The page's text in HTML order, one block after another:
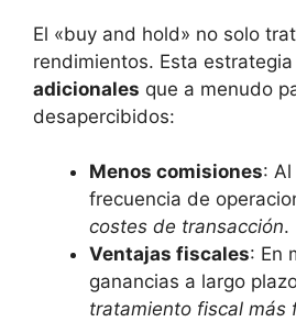
El «buy and hold» ‌no solo
rendimientos. Esta
adicionales que a menudo
desapercibidos:
Menos comisiones:
frecuencia de
costes de transacción.
Ventajas fiscales: En
ganancias a largo
tratamiento fiscal más